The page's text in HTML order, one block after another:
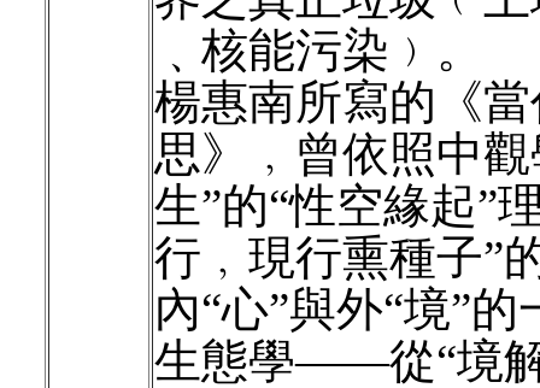
﹑核能污染﹚。
楊惠南所寫的《
思》﹐曾依照中
生”的“性空緣起”
行﹐現行熏種子”
內“心”與外“境”
生態學——從“境